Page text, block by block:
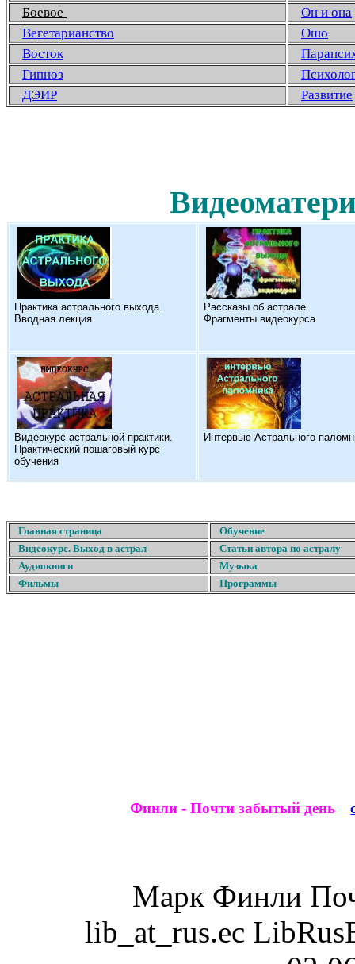
Боевое
Он и она
Вегетарианство
Ошо
Восток
Гипноз
ДЭИР
Развитие
Практика астрального выхода.
Вводная лекция
Рассказы об астрале.
Фрагменты видеокурса
Видеокурс астральной практики.
Практический пошаговый курс
обучения
Интервью Астрального
Главная страница
Обучение
Видеокурс. Выход в астрал
Статьи автора по астралу
Аудиокниги
Музыка
Фильмы
Программы
Финли - Почти забытый день
Марк Финли
lib_at_rus.ec